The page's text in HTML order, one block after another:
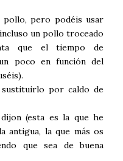
pero podéis usar
un pollo troceado
que el tiempo de
poco en función del
por caldo de
(esta es la que he
antigua, la que más os
que sea de buena